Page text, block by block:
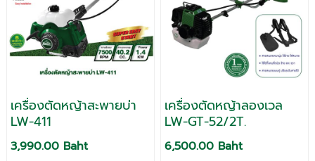
เครื่องตัดหญ้าสะพายบ่า
LW-411
3,990.00 Baht
เครื่องตัดหญ้าลองเวล
LW-GT-52/2T.
6,500.00 Baht